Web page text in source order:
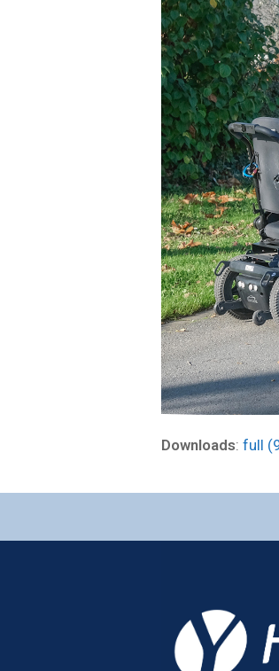
Downloads: full